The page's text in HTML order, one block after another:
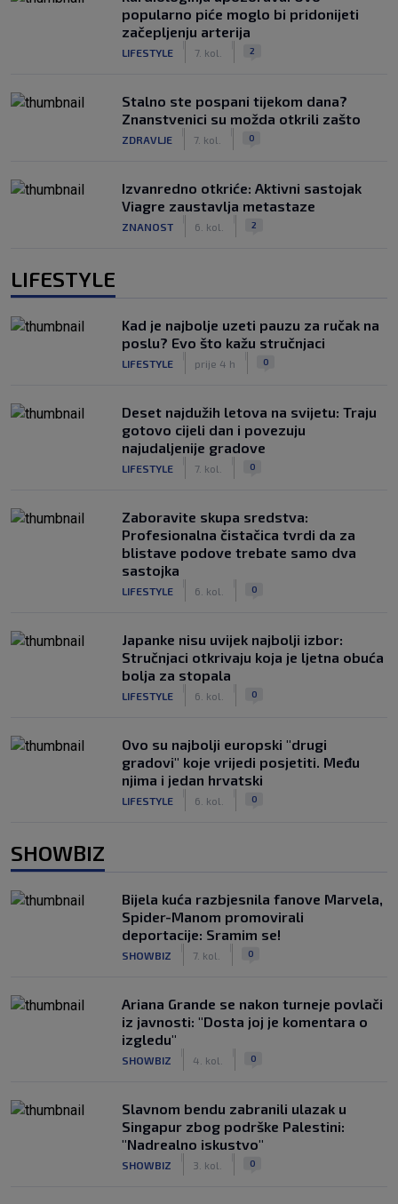
popularno piće moglo bi pridonijeti
začepljenju arterija
LIFESTYLE 7. kol. 2
Stalno ste pospani tijekom dana?
Znanstvenici su možda otkrili zašto
ZDRAVLJE 7. kol. 0
Izvanredno otkriće: Aktivni sastojak
Viagre zaustavlja metastaze
ZNANOST 6. kol. 2
LIFESTYLE
Kad je najbolje uzeti pauzu za ručak na
poslu? Evo što kažu stručnjaci
LIFESTYLE prije 4 h 0
Deset najdužih letova na svijetu: Traju
gotovo cijeli dan i povezuju
najudaljenije gradove
LIFESTYLE 7. kol. 0
Zaboravite skupa sredstva:
Profesionalna čistačica tvrdi da za
blistave podove trebate samo dva
sastojka
LIFESTYLE 6. kol. 0
Japanke nisu uvijek najbolji izbor:
Stručnjaci otkrivaju koja je ljetna obuća
bolja za stopala
LIFESTYLE 6. kol. 0
Ovo su najbolji europski "drugi
gradovi" koje vrijedi posjetiti. Među
njima i jedan hrvatski
LIFESTYLE 6. kol. 0
SHOWBIZ
Bijela kuća razbjesnila fanove Marvela,
Spider-Manom promovirali
deportacije: Sramim se!
SHOWBIZ 7. kol. 0
Ariana Grande se nakon turneje povlači
iz javnosti: "Dosta joj je komentara o
izgledu"
SHOWBIZ 4. kol. 0
Slavnom bendu zabranili ulazak u
Singapur zbog podrške Palestini:
"Nadrealno iskustvo"
SHOWBIZ 3. kol. 0